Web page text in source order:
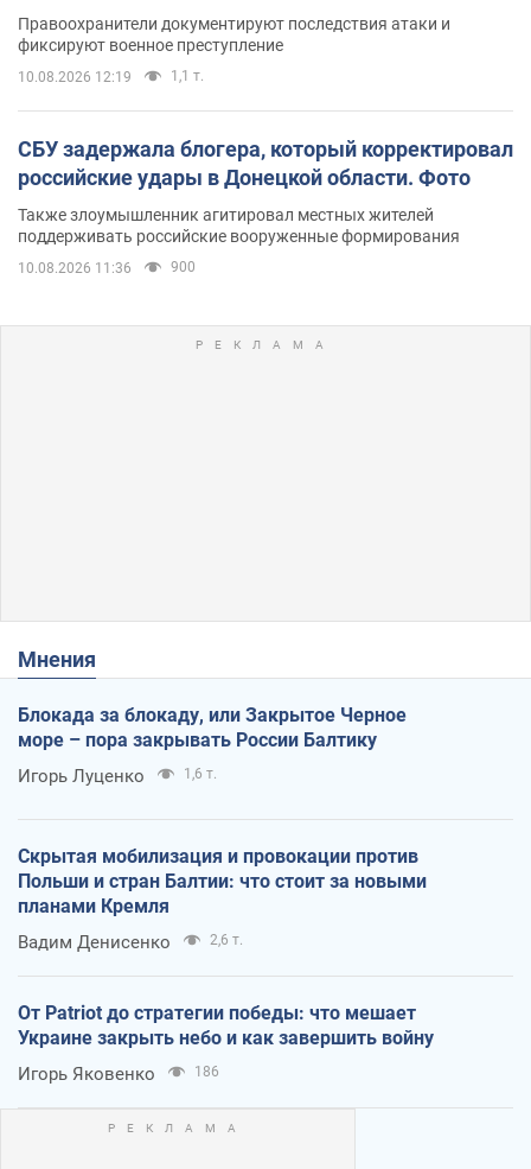
Правоохранители документируют последствия атаки и
фиксируют военное преступление
10.08.2026 12:19 1,1 т.
СБУ задержала блогера, который корректировал
российские удары в Донецкой области. Фото
Также злоумышленник агитировал местных жителей
поддерживать российские вооруженные формирования
10.08.2026 11:36 900
Мнения
Блокада за блокаду, или Закрытое Черное
море – пора закрывать России Балтику
Игорь Луценко 1,6 т.
Скрытая мобилизация и провокации против
Польши и стран Балтии: что стоит за новыми
планами Кремля
Вадим Денисенко 2,6 т.
От Patriot до стратегии победы: что мешает
Украине закрыть небо и как завершить войну
Игорь Яковенко 186